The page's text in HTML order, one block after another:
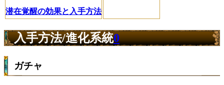
潜在覚醒の効果と入手方法
入手方法/進化系統0
ガチャ